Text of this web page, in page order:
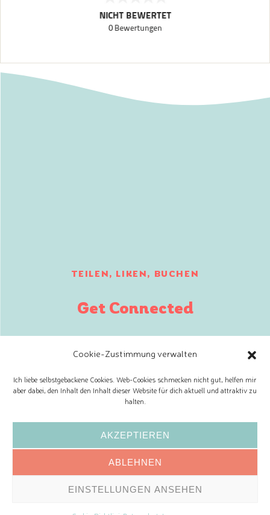
Cookie-Zustimmung verwalten
Ich liebe selbstgebackene Cookies. Web-Cookies schmecken nicht gut, helfen mir
aber dabei, den Inhalt den Inhalt dieser Website für dich aktuell und attraktiv zu
halten.
AKZEPTIEREN
ABLEHNEN
EINSTELLUNGEN ANSEHEN
TEILEN, LIKEN, BUCHEN
Get Connected
Huberta Kunkel Dr. Schober-Straße 8, 1130 Wien,
ABONNIERE MEINEN NEWSLETTER!
Impressum|AGB|Datenschutz|Widerrufsbelehrung